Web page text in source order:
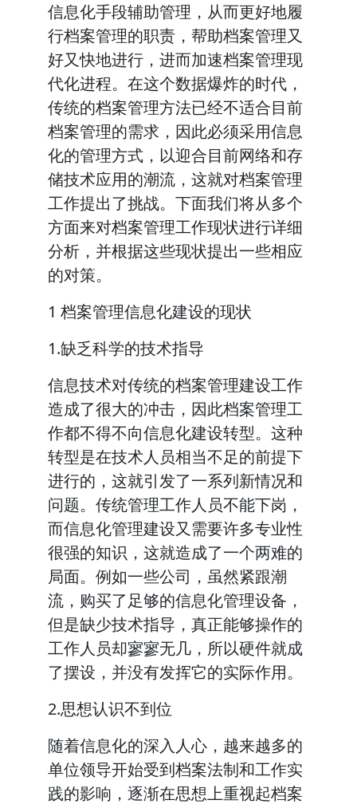
信息化手段辅助管理，从而更好地履
行档案管理的职责，帮助档案管理又
好又快地进行，进而加速档案管理现
代化进程。在这个数据爆炸的时代，
传统的档案管理方法已经不适合目前
档案管理的需求，因此必须采用信息
化的管理方式，以迎合目前网络和存
储技术应用的潮流，这就对档案管理
工作提出了挑战。下面我们将从多个
方面来对档案管理工作现状进行详细
分析，并根据这些现状提出一些相应
的对策。
1 档案管理信息化建设的现状
1.缺乏科学的技术指导
信息技术对传统的档案管理建设工作
造成了很大的冲击，因此档案管理工
作都不得不向信息化建设转型。这种
转型是在技术人员相当不足的前提下
进行的，这就引发了一系列新情况和
问题。传统管理工作人员不能下岗，
而信息化管理建设又需要许多专业性
很强的知识，这就造成了一个两难的
局面。例如一些公司，虽然紧跟潮
流，购买了足够的信息化管理设备，
但是缺少技术指导，真正能够操作的
工作人员却寥寥无几，所以硬件就成
了摆设，并没有发挥它的实际作用。
2.思想认识不到位
随着信息化的深入人心，越来越多的
单位领导开始受到档案法制和工作实
践的影响，逐渐在思想上重视起档案